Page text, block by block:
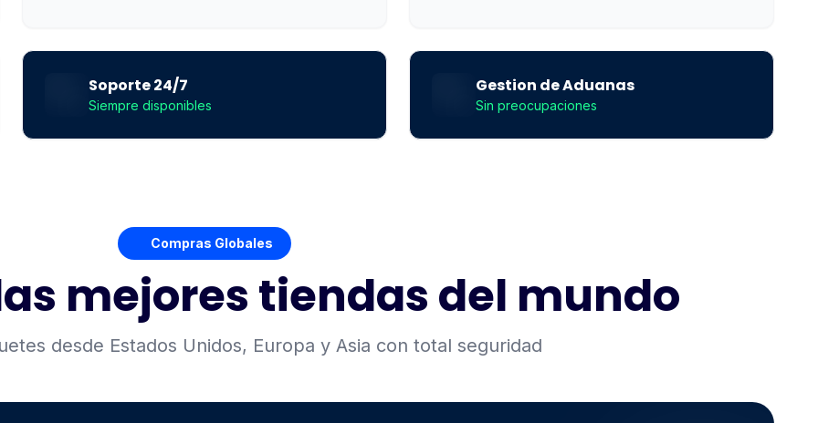
Sin costos adicionales
Tracking en tiempo real
Notificaciones automaticas
Entrega a domicilio
Soporte 24/7
Siempre disponibles
Gestion de Aduanas
Sin preocupaciones
Compras Globales
mejores tiendas del mundo
desde Estados Unidos, Europa y Asia con total seguridad